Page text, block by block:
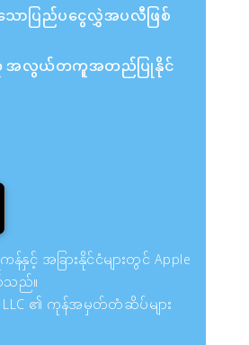
ာပြည်ပငွေလွှဲအပလီဖြစ်
ကို အလွယ်တကူအတည်ပြုနိုင်
င့် အခြားနိုင်ငံများတွင် Apple
သည်။
LLC ၏ ကုန်အမှတ်တံဆိပ်များ